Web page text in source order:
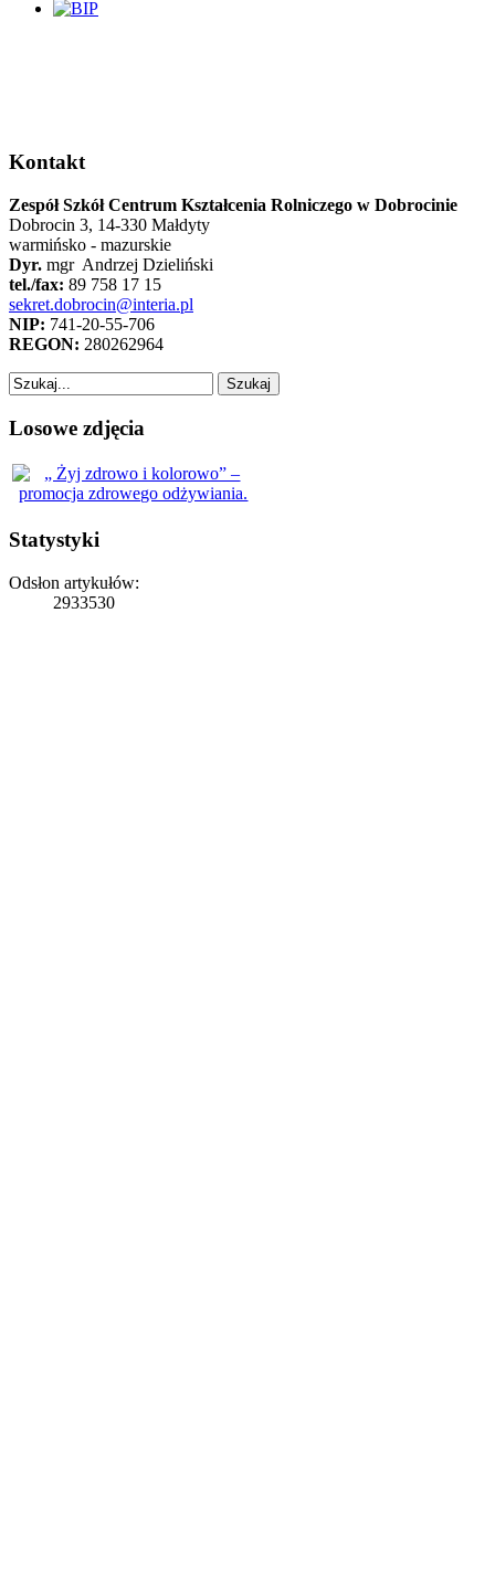
Kontakt
Zespół Szkół Centrum Kształcenia Rolniczego w Dobrocinie
Dobrocin 3, 14-330 Małdyty
warmińsko - mazurskie
Dyr. mgr Andrzej Dzieliński
tel./fax: 89 758 17 15
sekret.dobrocin@interia.pl
NIP: 741-20-55-706
REGON: 280262964
Losowe zdjęcia
Statystyki
Odsłon artykułów:
2933530